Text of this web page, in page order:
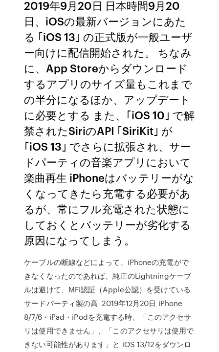
2019年9月20日 日本時間9月20
日、iOSの最新バージョンにあた
る ｢iOS 13｣ の正式版が一般ユーザ
ー向けに配信開始された。 ちなみ
に、App Storeからダウンロード
するアプリのサイズ量もこれまで
の半分になるほか、アップデート
に必要とする また、｢iOS 10｣ で解
禁されたSiriのAPI ｢SiriKit｣ が
｢iOS 13｣ でさらに拡張され、サー
ドパーティの音楽アプリにおいて
楽曲再生 iPhoneはバッテリーがな
くなってきたら充電する必要があ
るが、常にフル充電された状態に
しておくとバッテリーが劣化する
原因になってしまう。
ケーブルの断線などによって、iPhoneの充電がで
きなくなったのであれば、純正のLightningケーブ
ルは避けて、MFi認証（Apple公認）を受けている
サードパーティ製の高 2019年12月20日 iPhone
8/7/6・iPad・iPodを充電する時、「このアクセサ
リは使用できません」、「このアクセサリは使用で
きない可能性があります」と iOS 13/12をダウンロ